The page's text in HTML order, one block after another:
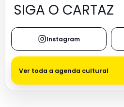
SIGA O CARTAZ
Instagram
Ver toda a agenda cultural